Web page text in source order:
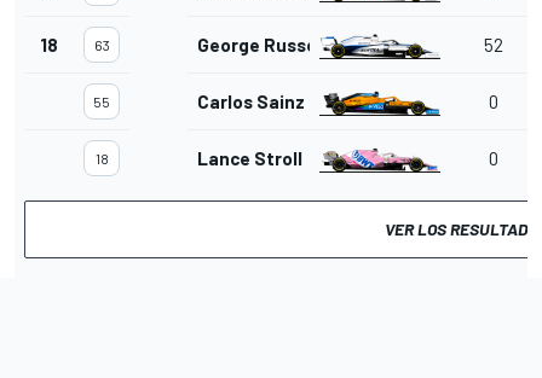
18 63 George Russell 52
55 Carlos Sainz Jr. 0
18 Lance Stroll 0
VER LOS